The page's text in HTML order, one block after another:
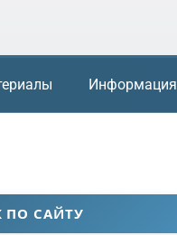
Информация
ПО САЙТУ